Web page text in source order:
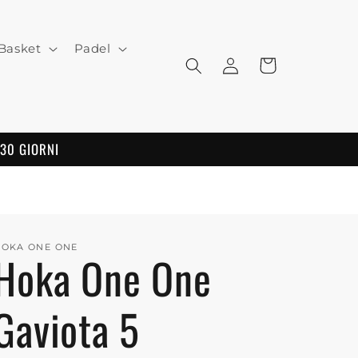
Padel
Log
in
Cart
GIORNI
ONE ONEOne One
5